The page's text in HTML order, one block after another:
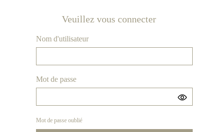
Veuillez vous connecter
Nom d'utilisateur
Mot de passe
Mot de passe oublié